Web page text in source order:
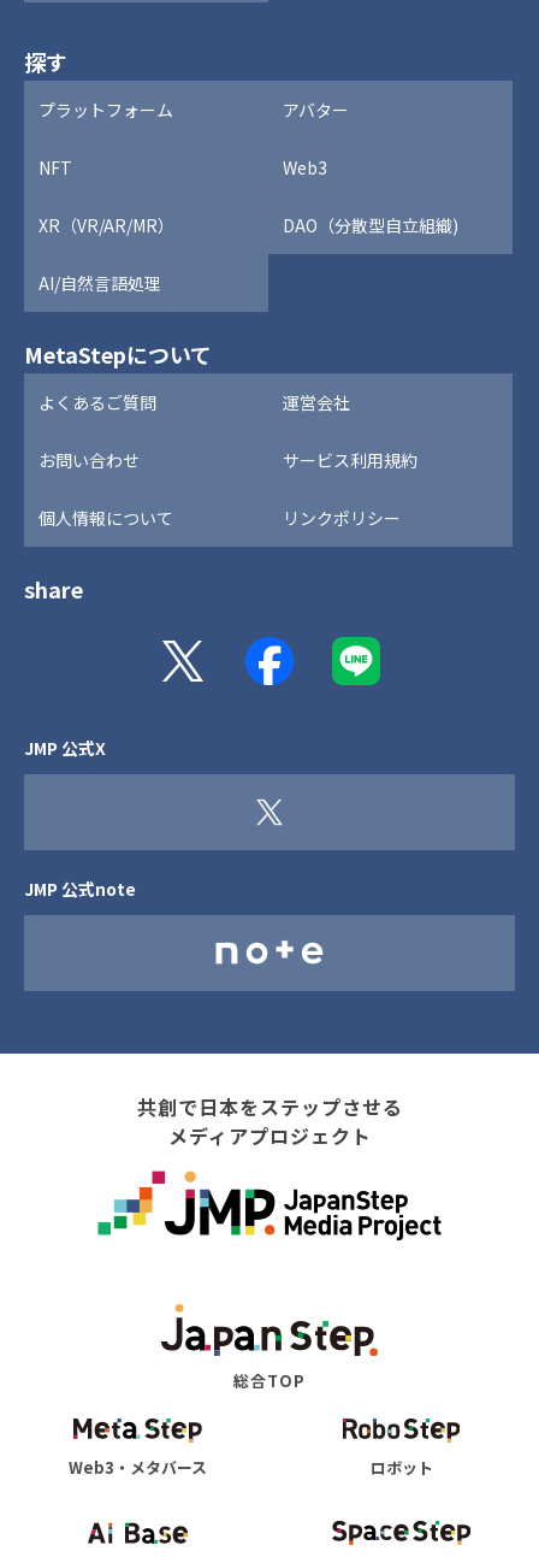
探す
プラットフォーム アバター
NFT Web3
XR（VR/AR/MR） DAO（分散型自立組織)
AI/自然言語処理
MetaStepについて
よくあるご質問 運営会社
お問い合わせ サービス利用規約
個人情報について リンクポリシー
share
JMP 公式X
JMP 公式note
共創で日本をステップさせる
メディアプロジェクト
総合TOP
Web3・メタバース ロボット